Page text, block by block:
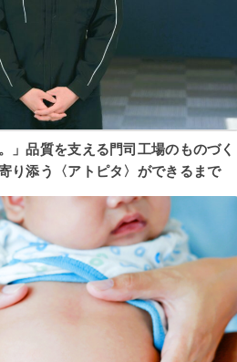
」品質を支える門司工場のものづく
り添う〈アトピタ〉ができるまで